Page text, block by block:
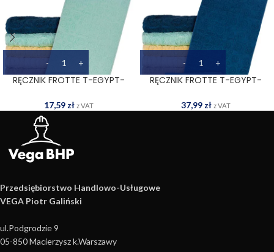
RĘCZNIK FROTTE T-EGYPT-
17,59 zł z VAT
RĘCZNIK FROTTE T-EGYPT-
37,99 zł z VAT
Przedsiębiorstwo Handlowo­-Usługowe
VEGA Piotr Galiński
ul.Podgrodzie 9
05-850 Macierzysz k.Warszawy